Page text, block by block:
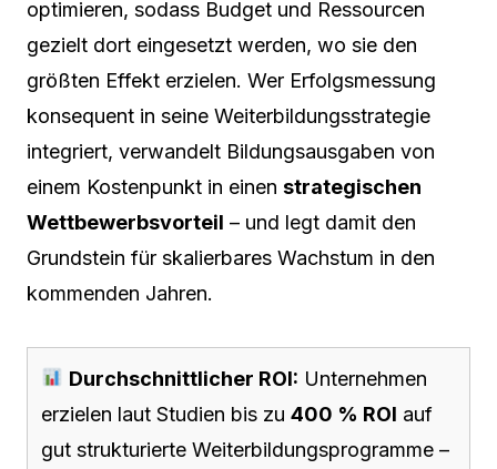
optimieren, sodass Budget und Ressourcen
gezielt dort eingesetzt werden, wo sie den
größten Effekt erzielen. Wer Erfolgsmessung
konsequent in seine Weiterbildungsstrategie
integriert, verwandelt Bildungsausgaben von
einem Kostenpunkt in einen strategischen
Wettbewerbsvorteil – und legt damit den
Grundstein für skalierbares Wachstum in den
kommenden Jahren.
Durchschnittlicher ROI: Unternehmen
erzielen laut Studien bis zu 400 % ROI auf
gut strukturierte Weiterbildungsprogramme –